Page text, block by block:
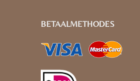
BETAALMETHODES